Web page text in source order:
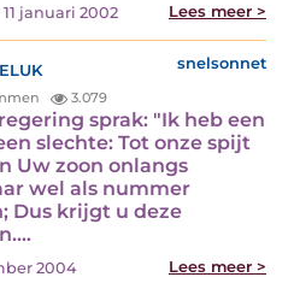
11 januari 2002 Lees meer >
snelsonnet
3.079
sprak: "Ik heb een
slechte: Tot onze spijt
Uw zoon onlangs
wel als nummer
Dus krijgt u deze
2004 Lees meer >